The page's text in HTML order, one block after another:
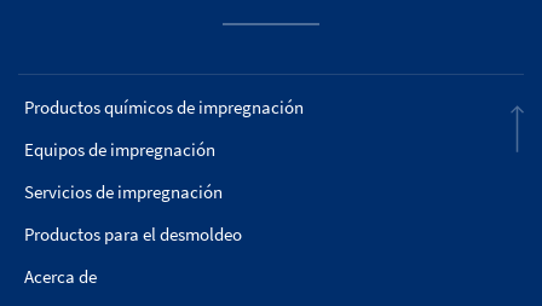
Productos químicos de impregnación
Equipos de impregnación
Servicios de impregnación
Productos para el desmoldeo
Acerca de